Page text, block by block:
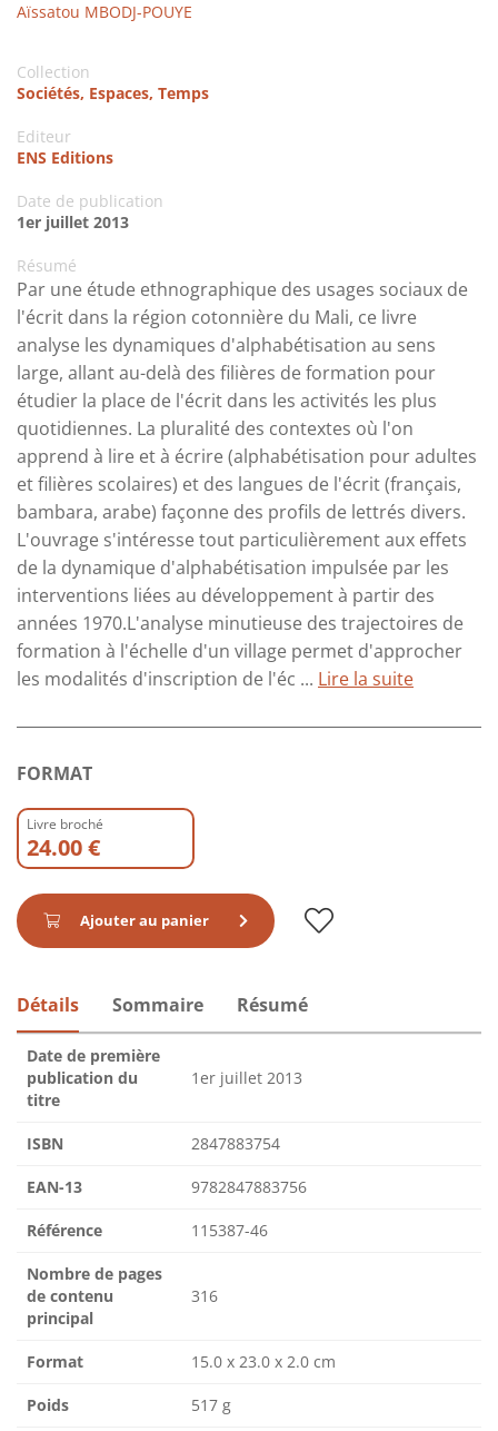
Aïssatou MBODJ-POUYE
Collection
Sociétés, Espaces, Temps
Editeur
ENS Editions
Date de publication
1er juillet 2013
Résumé
Par une étude ethnographique des usages sociaux de
l'écrit dans la région cotonnière du Mali, ce livre
analyse les dynamiques d'alphabétisation au sens
large, allant au-delà des filières de formation pour
étudier la place de l'écrit dans les activités les plus
quotidiennes. La pluralité des contextes où l'on
apprend à lire et à écrire (alphabétisation pour adultes
et filières scolaires) et des langues de l'écrit (français,
bambara, arabe) façonne des profils de lettrés divers.
L'ouvrage s'intéresse tout particulièrement aux effets
de la dynamique d'alphabétisation impulsée par les
interventions liées au développement à partir des
années 1970.L'analyse minutieuse des trajectoires de
formation à l'échelle d'un village permet d'approcher
les modalités d'inscription de l'éc ... Lire la suite
FORMAT
Livre broché
24.00 €
Ajouter au panier
Détails Sommaire Résumé
Date de première
publication du
titre
1er juillet 2013
ISBN 2847883754
EAN-13 9782847883756
Référence 115387-46
Nombre de pages
de contenu
principal
316
Format 15.0 x 23.0 x 2.0 cm
Poids 517 g